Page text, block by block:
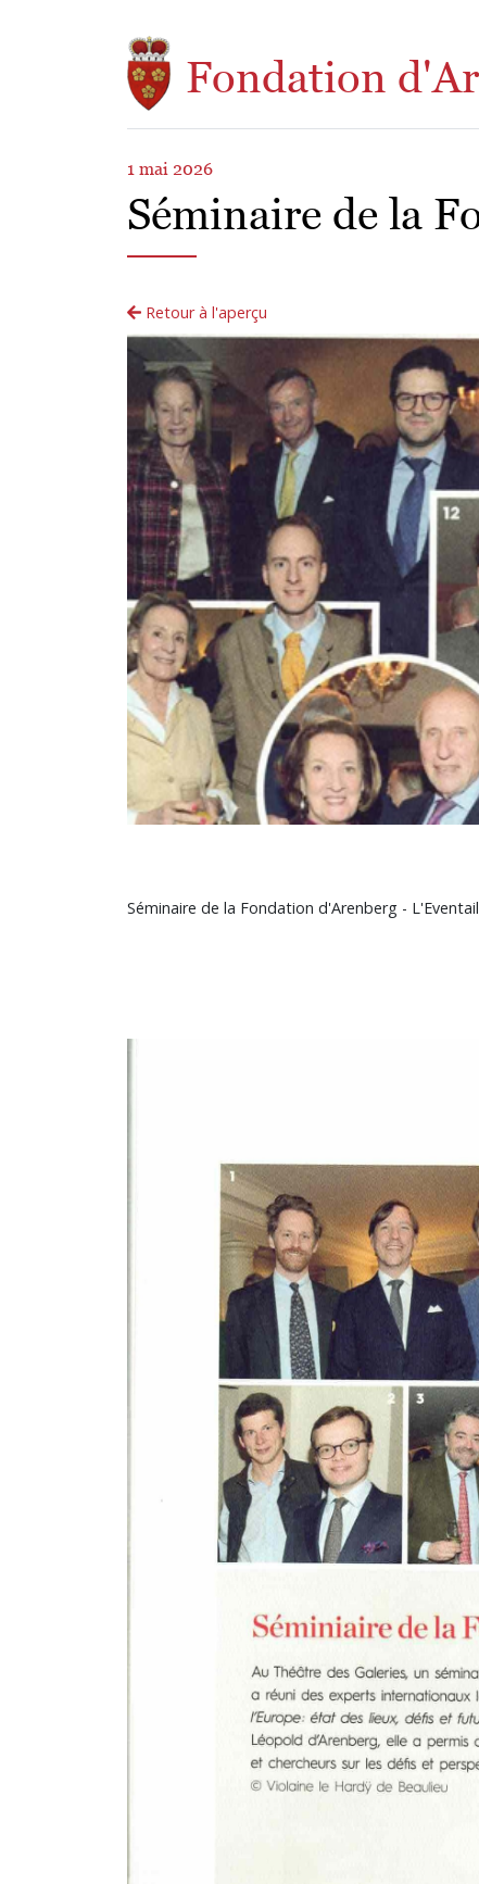
Fondation
1 mai 2026
Séminaire de la
Retour à l'aperçu
Séminaire de la Fondation d'Arenberg -